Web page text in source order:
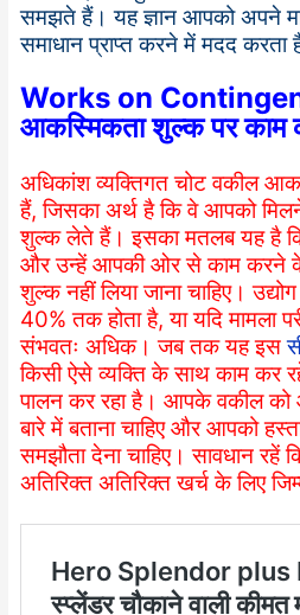
समझते हैं। यह ज्ञान आपको अपने
समाधान प्राप्त करने में मदद करता
Works on
आकस्मिकता शुल्क पर काम
अधिकांश व्यक्तिगत चोट वकील
हैं, जिसका अर्थ है कि वे आपको
शुल्क लेते हैं। इसका मतलब यह है कि
और उन्हें आपकी ओर से काम करने
शुल्क नहीं लिया जाना चाहिए।
40% तक होता है, या यदि मामला
संभवतः अधिक। जब तक यह इस
किसी ऐसे व्यक्ति के साथ काम कर
पालन कर रहा है। आपके वकील
बारे में बताना चाहिए और आपको
समझौता देना चाहिए। सावधान
अतिरिक्त अतिरिक्त खर्च के लिए